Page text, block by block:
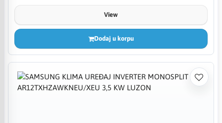
View
Dodaj u korpu